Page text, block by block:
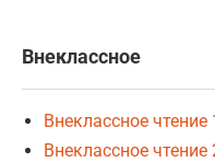
Внеклассное
Внеклассное чтение
Внеклассное чтение